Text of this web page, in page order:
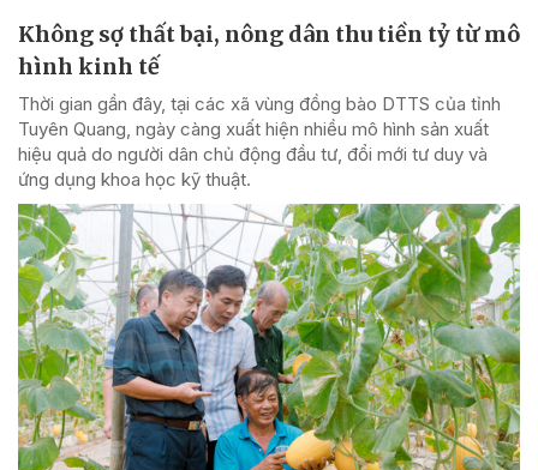
Không sợ thất bại, nông dân thu tiền tỷ từ mô
hình kinh tế
Thời gian gần đây, tại các xã vùng đồng bào DTTS của tỉnh
Tuyên Quang, ngày càng xuất hiện nhiều mô hình sản xuất
hiệu quả do người dân chủ động đầu tư, đổi mới tư duy và
ứng dụng khoa học kỹ thuật.